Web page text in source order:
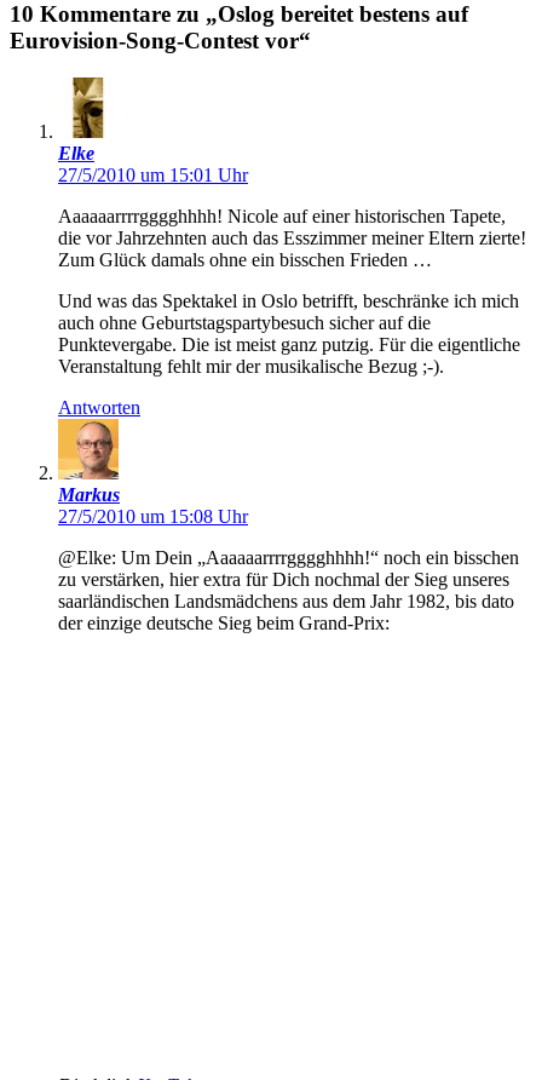
10 Kommentare zu „Oslog bereitet bestens auf
Eurovision-Song-Contest vor“
Elke
27/5/2010 um 15:01 Uhr
Aaaaaarrrrgggghhhh! Nicole auf einer historischen Tapete,
die vor Jahrzehnten auch das Esszimmer meiner Eltern zierte!
Zum Glück damals ohne ein bisschen Frieden …
Und was das Spektakel in Oslo betrifft, beschränke ich mich
auch ohne Geburtstagspartybesuch sicher auf die
Punktevergabe. Die ist meist ganz putzig. Für die eigentliche
Veranstaltung fehlt mir der musikalische Bezug ;-).
Antworten
Markus
27/5/2010 um 15:08 Uhr
@Elke: Um Dein „Aaaaaarrrrgggghhhh!“ noch ein bisschen
zu verstärken, hier extra für Dich nochmal der Sieg unseres
saarländischen Landsmädchens aus dem Jahr 1982, bis dato
der einzige deutsche Sieg beim Grand-Prix: